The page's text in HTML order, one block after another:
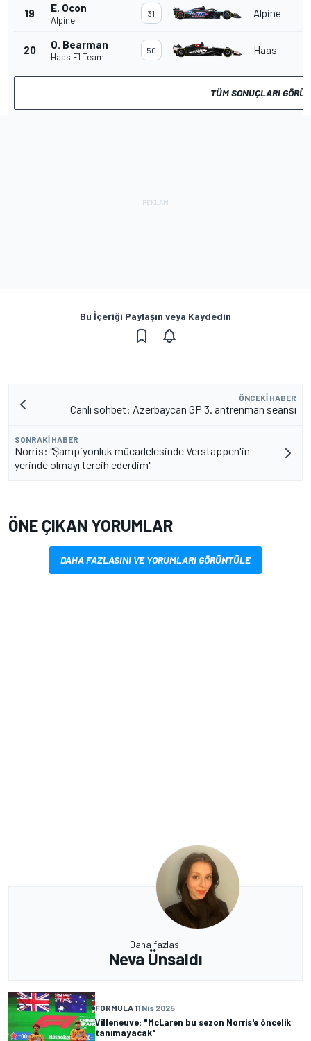
19 E. Ocon
Alpine
31 Alpine
20 O. Bearman
Haas F1 Team
50 Haas
TÜM SONUÇLARI
Bu İçeriği Paylaşın veya Kaydedin
ÖNCEKI HABER
Canlı sohbet: Azerbaycan GP 3. antrenman seansı
SONRAKI HABER
Norris: "Şampiyonluk mücadelesinde Verstappen'in
yerinde olmayı tercih ederdim"
ÖNE ÇIKAN YORUMLAR
DAHA FAZLASINI VE YORUMLARI GÖRÜNTÜLE
Daha fazlası
Neva Ünsaldı
FORMULA 11 Nis 2025
Villeneuve: "McLaren bu sezon Norris'e öncelik
tanımayacak"